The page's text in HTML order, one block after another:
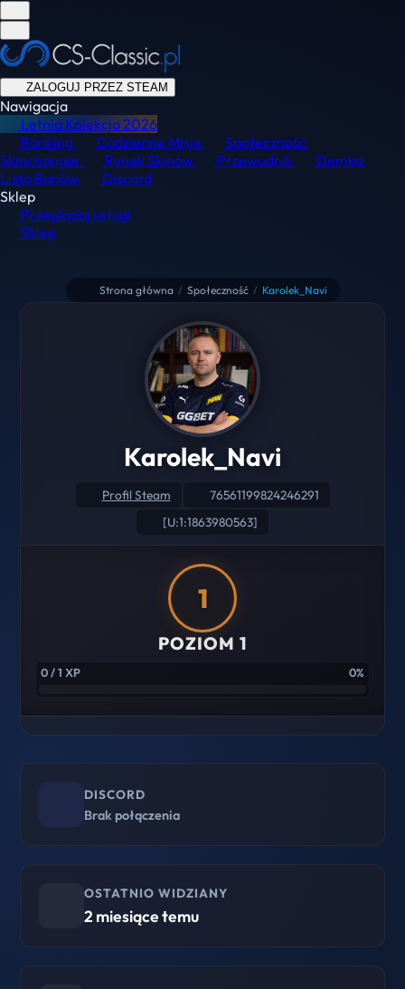
ZALOGUJ PRZEZ STEAM
Nawigacja
Letnia Kolekcja2026
Ranking
Codzienne Misje
Społeczność
Skinchanger
Rynek Skinów Przewodnik
Demka
Lista Banów
Discord
Sklep
Przeglądaj usługi
Sklep
Strona główna / Społeczność / Karolek_Navi
Karolek_Navi
Profil Steam
76561199824246291
[U:1:1863980563]
1
POZIOM 1
0 / 1 XP 0%
DISCORD
Brak połączenia
OSTATNIO WIDZIANY
2 miesiące temu